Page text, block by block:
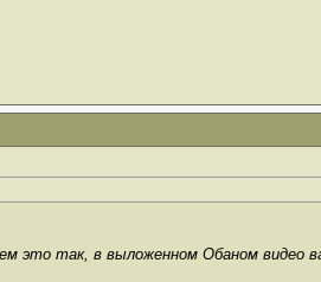
это так, в выложенном Обаном видео